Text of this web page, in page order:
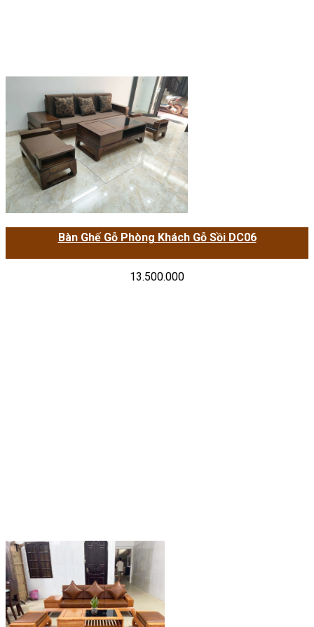
Bàn Ghế Gỗ Phòng Khách Gỗ Sồi DC06
13.500.000